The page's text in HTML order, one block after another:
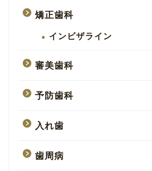
矯正歯科
インビザライン
審美歯科
予防歯科
入れ歯
歯周病